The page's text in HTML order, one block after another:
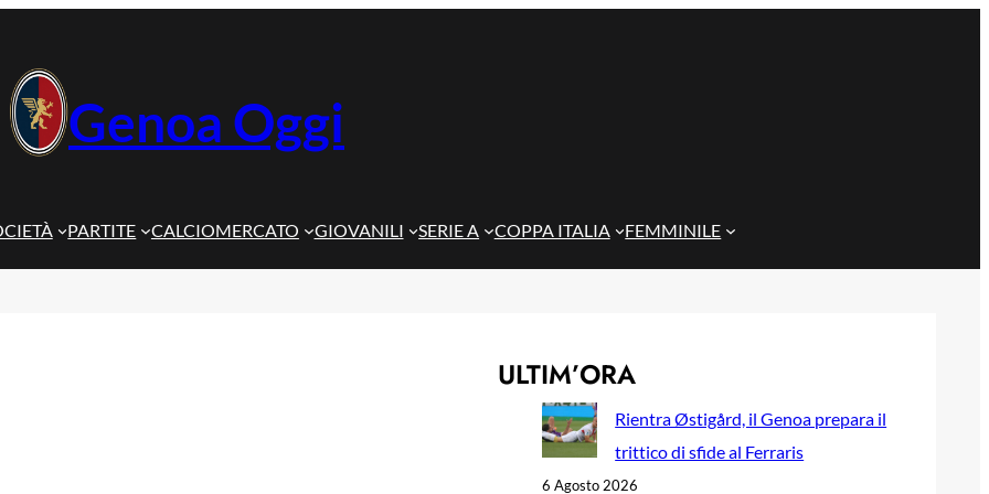
Genoa Oggi
PARTITE CALCIOMERCATO GIOVANILI SERIE A COPPA ITALIA FEMMINILE
ULTIM’ORA
Rientra Østigård, il Genoa prepara il
trittico di sfide al Ferraris
6 Agosto 2026